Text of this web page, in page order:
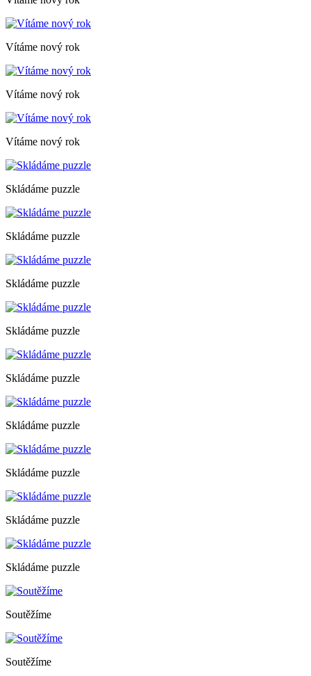
Vítáme nový rok
Vítáme nový rok
Vítáme nový rok
Skládáme puzzle
Skládáme puzzle
Skládáme puzzle
Skládáme puzzle
Skládáme puzzle
Skládáme puzzle
Skládáme puzzle
Skládáme puzzle
Skládáme puzzle
Soutěžíme
Soutěžíme